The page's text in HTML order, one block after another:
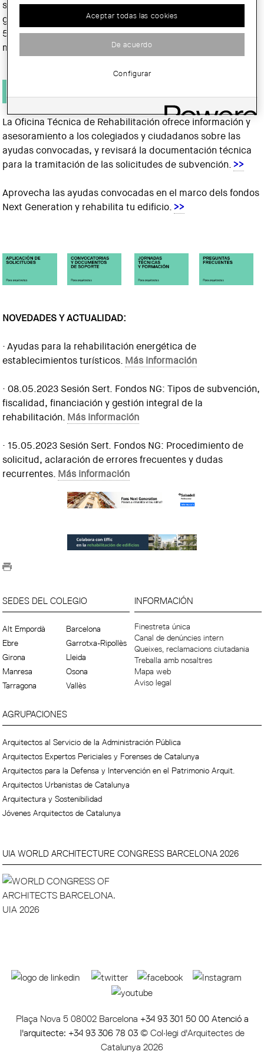
social (Real Decreto 853/2021), que tienen como objetivo
global alcanzar, para el 2026, la cifra acumulada de
510.000 actuaciones de renovación de viviendas,
multiplicando por diez el ritmo actual de rehabilitaciones.
La Oficina Técnica de Rehabilitación ofrece información y
asesoramiento a los colegiados y ciudadanos sobre las
ayudas convocadas, y revisará la documentación técnica
para la tramitación de las solicitudes de subvención.>>
Aprovecha las ayudas convocadas en el marco dels fondos
Next Generation y rehabilita tu edificio.​>>
NOVEDADES Y ACTUALIDAD:
· Ayudas para la rehabilitación energética de
establecimientos turísticos. Más información
· 08.05.2023 Sesión Sert. Fondos NG: Tipos de subvención,
fiscalidad, financiación y gestión integral de la
rehabilitación. Más información
· 15.05.2023 Sesión Sert. Fondos NG: Procedimiento de
solicitud, aclaración de errores frecuentes y dudas
recurrentes. Más información
SEDES DEL COLEGIO
Alt Empordà
Barcelona
Ebre
Garrotxa-Ripollès
Girona
Lleida
Manresa
Osona
Tarragona
Vallès
INFORMACIÓN
Finestreta única
Canal de denúncies intern
Queixes, reclamacions ciutadania
Treballa amb nosaltres
Mapa web
Aviso legal
AGRUPACIONES
Arquitectos al Servicio de la Administración Pública
Arquitectos Expertos Periciales y Forenses de Catalunya
Arquitectos para la Defensa y Intervención en el Patrimonio Arquit.
Arquitectos Urbanistas de Catalunya
Arquitectura y Sostenibilidad
Jóvenes Arquitectos de Catalunya
UIA WORLD ARCHITECTURE CONGRESS BARCELONA 2026
Plaça Nova 5 08002 Barcelona +34 93 301 50 00 Atenció a
l'arquitecte: +34 93 306 78 03 © Col·legi d'Arquitectes de
Catalunya 2026
Aceptar todas las cookies
De acuerdo
Configurar